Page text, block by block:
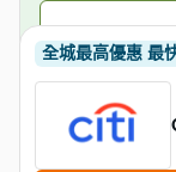
全城最高優惠 最